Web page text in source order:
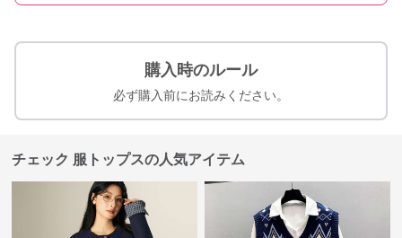
購入時のルール
必ず購入前にお読みください。
チェック 服トップスの人気アイテム